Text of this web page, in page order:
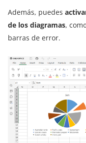
Además, puedes
de los diagramas,
barras de error.